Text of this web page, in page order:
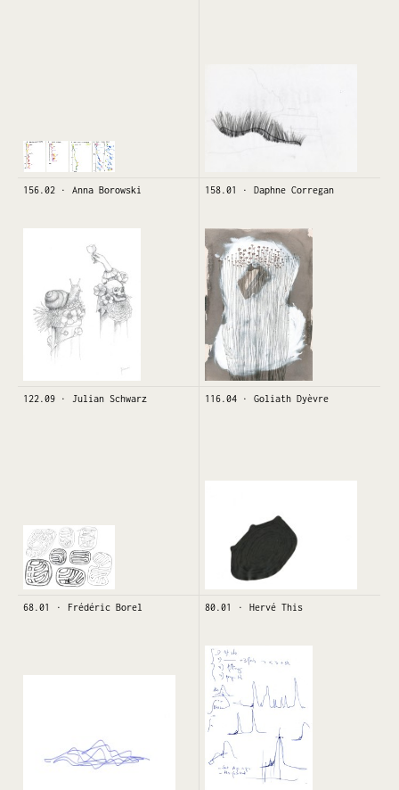
156.02 Anna Borowski 158.01 Daphne Corregan
122.09 Julian Schwarz 116.04 Goliath Dyèvre
68.01 Frédéric Borel 80.01 Hervé This